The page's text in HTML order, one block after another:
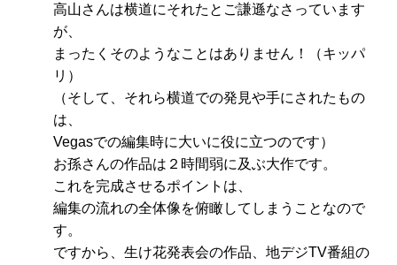
高山さんは横道にそれたとご謙遜なさっています
が、
まったくそのようなことはありません！（キッパ
リ）
（そして、それら横道での発見や手にされたもの
は、
Vegasでの編集時に大いに役に立つのです）
お孫さんの作品は２時間弱に及ぶ大作です。
これを完成させるポイントは、
編集の流れの全体像を俯瞰してしまうことなので
す。
ですから、生け花発表会の作品、地デジTV番組の